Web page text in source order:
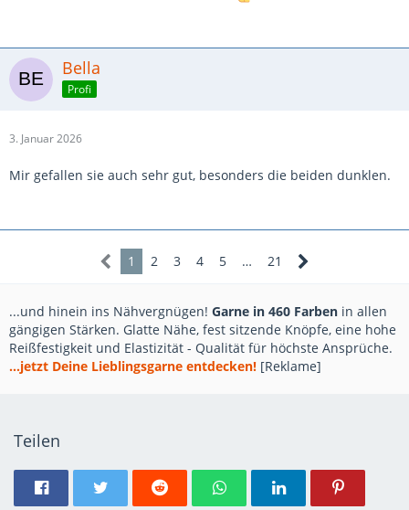
Bella
Profi
3. Januar 2026
Mir gefallen sie auch sehr gut, besonders die beiden dunklen.
1 2 3 4 5 … 21
...und hinein ins Nähvergnügen! Garne in 460 Farben in allen
gängigen Stärken. Glatte Nähe, fest sitzende Knöpfe, eine hohe
Reißfestigkeit und Elastizität - Qualität für höchste Ansprüche.
...jetzt Deine Lieblingsgarne entdecken! [Reklame]
Teilen